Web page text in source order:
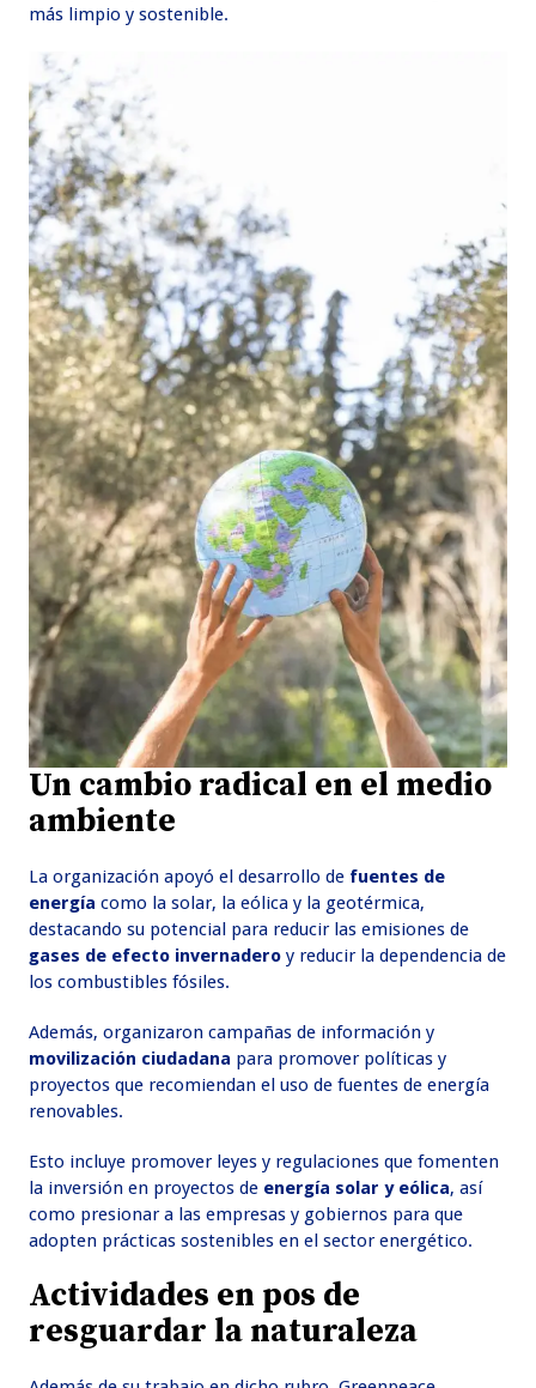
más limpio y sostenible.
Un cambio radical en el medio
ambiente
La organización apoyó el desarrollo de fuentes de
energía como la solar, la eólica y la geotérmica,
destacando su potencial para reducir las emisiones de
gases de efecto invernadero y reducir la dependencia de
los combustibles fósiles.
Además, organizaron campañas de información y
movilización ciudadana para promover políticas y
proyectos que recomiendan el uso de fuentes de energía
renovables.
Esto incluye promover leyes y regulaciones que fomenten
la inversión en proyectos de energía solar y eólica, así
como presionar a las empresas y gobiernos para que
adopten prácticas sostenibles en el sector energético.
Actividades en pos de
resguardar la naturaleza